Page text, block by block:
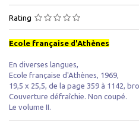
Rating
Ecole française d'Athènes
En diverses langues,
Ecole française d'Athènes, 1969,
19,5 x 25,5, de la page 359 à 1142,
Couverture défraîchie. Non coupé.
Le volume II.